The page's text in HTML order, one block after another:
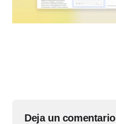
Deja un comentario